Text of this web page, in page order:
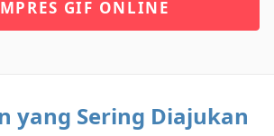
GIF ONLINE
yang Sering Diajukan